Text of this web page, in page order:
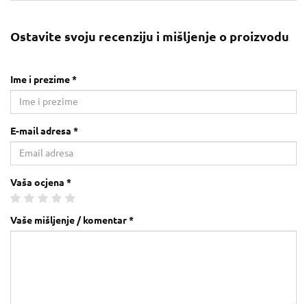
Ostavite svoju recenziju i mišljenje o proizvodu
Ime i prezime *
E-mail adresa *
Vaša ocjena *
Vaše mišljenje / komentar *